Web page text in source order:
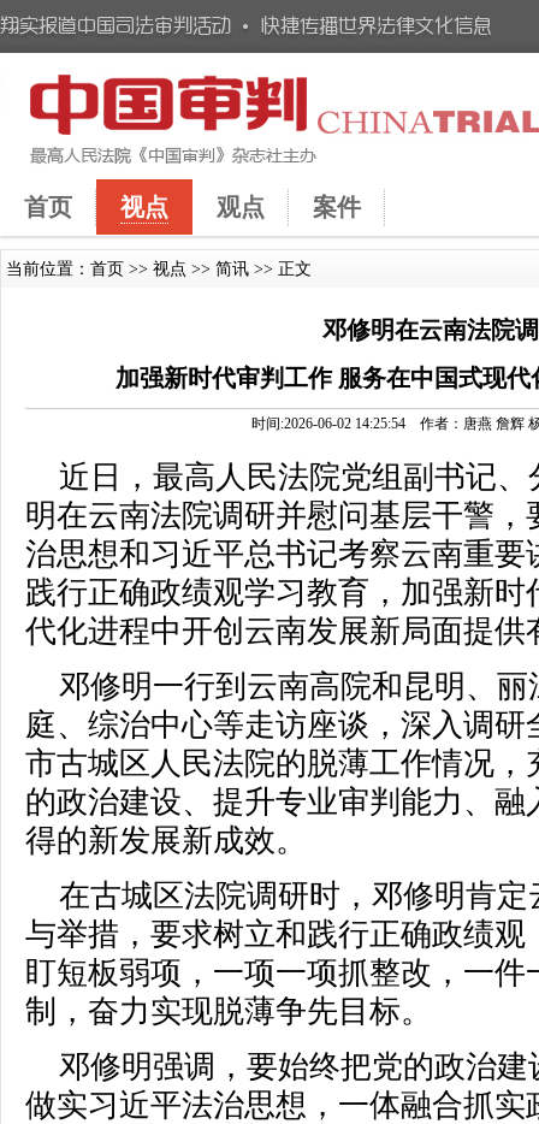
首页 视点 观点 案件
当前位置： 首页 >> 视点 >> 简讯 >> 正文
邓修明在云南法院
加强新时代审判工作 服务在中国式现
时间:2026-06-02 14:25:54 作者：唐燕 詹辉
近日，最高人民法院党组副书记
明在云南法院调研并慰问基层干警
治思想和习近平总书记考察云南重
践行正确政绩观学习教育，加强新
代化进程中开创云南发展新局面提
邓修明一行到云南高院和昆明、
庭、综治中心等走访座谈，深入调
市古城区人民法院的脱薄工作情况
的政治建设、提升专业审判能力、
得的新发展新成效。
在古城区法院调研时，邓修明肯
与举措，要求树立和践行正确政绩观
盯短板弱项，一项一项抓整改，一
制，奋力实现脱薄争先目标。
邓修明强调，要始终把党的政治
做实习近平法治思想，一体融合抓